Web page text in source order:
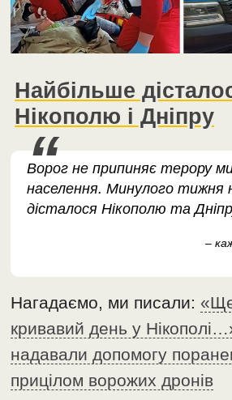
Найбільше
Нікополю і Дніпру
Ворог не припиняє терору
населення. Минулого тижня
дісталося Нікополю та
–
Нагадаємо, ми писали:
кривавий день у
надавали допомогу
прицілом ворожих дронів